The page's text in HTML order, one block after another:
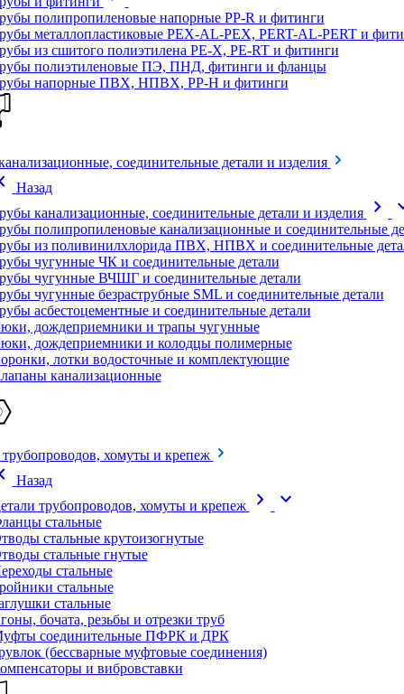
полипропиленовые напорные PP-R и фитинги
металлопластиковые PEX-AL-PEX, PERT-AL-PERT и
из сшитого полиэтилена PE-X, PE-RT и фитинги
полиэтиленовые ПЭ, ПНД, фитинги и фланцы
напорные ПВХ, НПВХ, PP-H и фитинги
соединительные детали и изделия
Назад
канализационные, соединительные детали и изделия
chevron_right
полипропиленовые канализационные и соединительные
из поливинилхлорида ПВХ, НПВХ и соединительные
чугунные ЧК и соединительные детали
чугунные ВЧШГ и соединительные детали
чугунные безраструбные SML и соединительные детали
асбестоцементные и соединительные детали
дождеприемники и трапы чугунные
дождеприемники и колодцы полимерные
лотки водосточные и комплектующие
канализационные
трубопроводов, хомуты и крепеж
Назад
трубопроводов, хомуты и крепеж
chevron_right expand_more
стальные
стальные крутоизогнутые
стальные гнутые
стальные
стальные
стальные
бочата, резьбы и отрезки труб
соединительные ПФРК и ДРК
(бессварные муфтовые соединения)
и вибровставки